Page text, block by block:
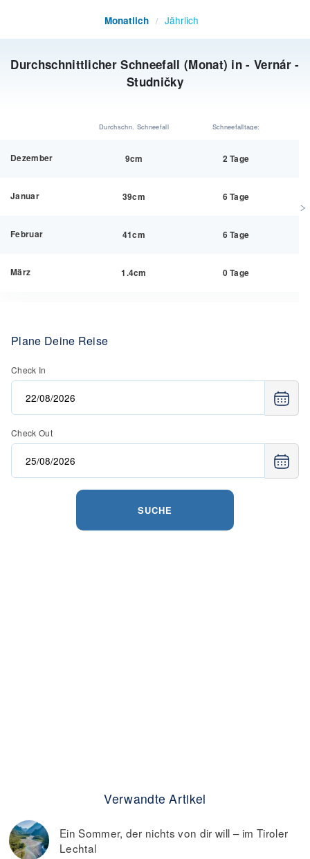
Durchschnittlicher Schneefall (Monat) in - Vernár -
Studničky
Monatlich / Jährlich
Durchschn. Schneefall Schneefalltage:
Dezember 9cm 2 Tage
Januar 39cm 6 Tage
Februar 41cm 6 Tage
März 1.4cm 0 Tage
Plane Deine Reise
Check In
Check Out
SUCHE
Verwandte Artikel
Ein Sommer, der nichts von dir will – im Tiroler
Lechtal